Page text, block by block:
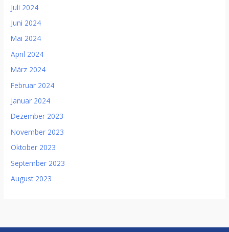
Juli 2024
Juni 2024
Mai 2024
April 2024
März 2024
Februar 2024
Januar 2024
Dezember 2023
November 2023
Oktober 2023
September 2023
August 2023